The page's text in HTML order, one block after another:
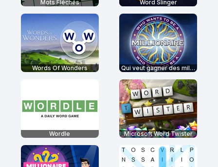
Mots Fléchés Word Slinger
Words Of Wonders Qui veut gagner des millions ?
Wordle Microsoft Word Twister